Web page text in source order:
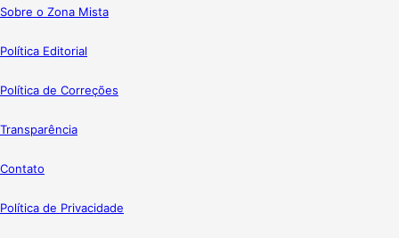
Sobre o Zona Mista
Política Editorial
Política de Correções
Transparência
Contato
Política de Privacidade